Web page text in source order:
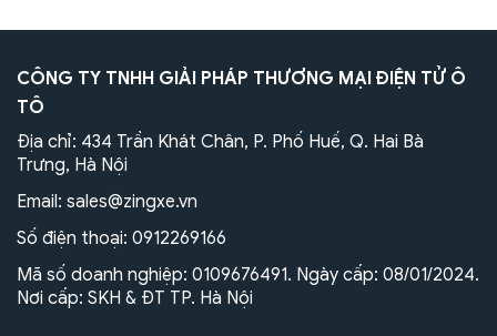
CÔNG TY TNHH GIẢI PHÁP THƯƠNG MẠI ĐIỆN TỬ Ô
TÔ
Địa chỉ: 434 Trần Khát Chân, P. Phố Huế, Q. Hai Bà
Trưng, Hà Nội
Email: sales@zingxe.vn
Số điện thoại: 0912269166
Mã số doanh nghiệp: 0109676491. Ngày cấp: 08/01/2024.
Nơi cấp: SKH & ĐT TP. Hà Nội